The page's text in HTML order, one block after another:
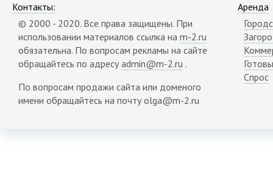
Контакты:
© 2000 - 2020. Все права защищены. При
использовании материалов ссылка на m-2.ru
обязательна. По вопросам рекламы на сайте
обращайтесь по адресу admin@m-2.ru .
По вопросам продажи сайта или доменого
имени обращайтесь на почту olga@m-2.ru
Аренда
Спрос